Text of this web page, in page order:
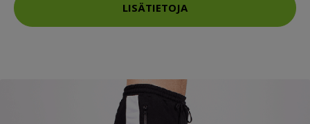
LISÄTIETOJA